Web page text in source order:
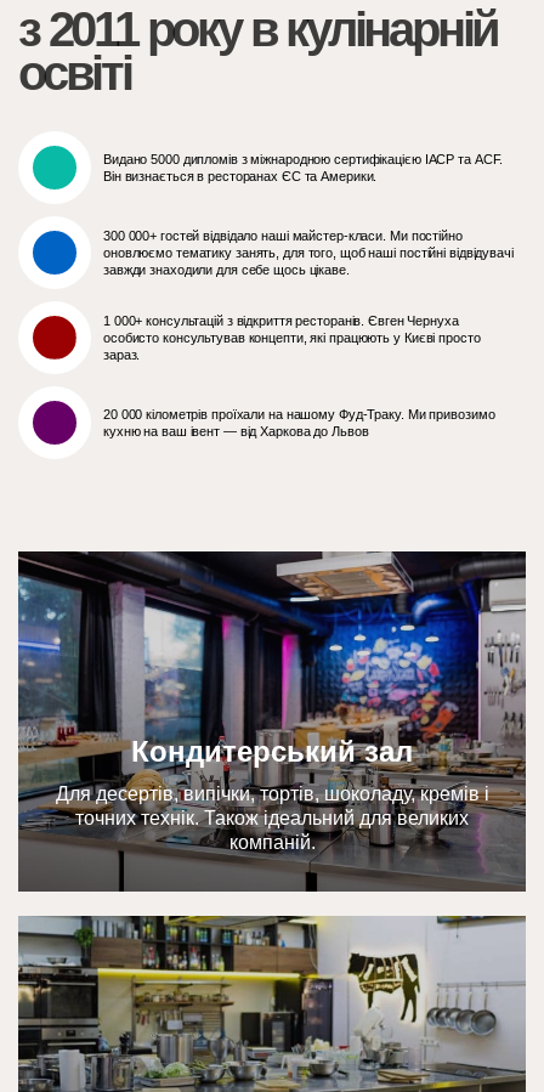
з 2011 року в кулінарній
освіті
Видано 5000 дипломів з міжнародною сертифікацією IACP та ACF.
Він визнається в ресторанах ЄС та Америки.
300 000+ гостей відвідало наші майстер-класи. Ми постійно
оновлюємо тематику занять, для того, щоб наші постійні відвідувачі
завжди знаходили для себе щось цікаве.
1 000+ консультацій з відкриття ресторанів. Євген Чернуха
особисто консультував концепти, які працюють у Києві просто
зараз.
20 000 кілометрів проїхали на нашому Фуд-Траку. Ми привозимо
кухню на ваш івент — від Харкова до Львов
Кондитерський зал
Для десертів, випічки, тортів, шоколаду, кремів і
точних технік. Також ідеальний для великих
компаній.